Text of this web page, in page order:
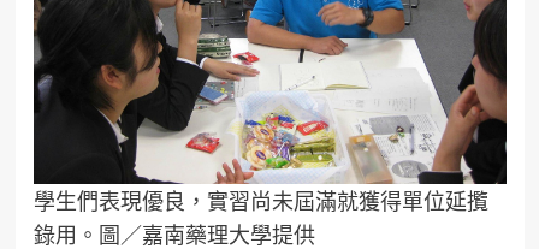
學生們表現優良，實習尚未屆滿就獲得單位延攬
錄用。圖／嘉南藥理大學提供